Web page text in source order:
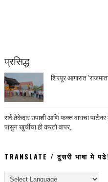
प्रसिद्ध
शिरपूर आगारात
सर्व ठेकेदार उपाशी आणि फक्त वाघचा
पासुन खुर्चीचा ही करतो वापर,
TRANSLATE / दुसरी भाषा मे